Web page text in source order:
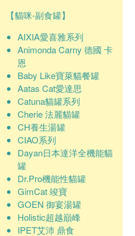
【貓咪-副食罐】
AIXIA愛喜雅系列
Animonda Carny 德國 卡
恩
Baby Like寶萊貓餐罐
Aatas Cat愛達思
Catuna貓罐系列
Cherie 法麗貓罐
CH養生湯罐
CIAO系列
Dayan日本達洋全機能貓
罐
Dr.Pro機能性貓罐
GimCat 竣寶
GOEN 御宴湯罐
Holistic超越巔峰
IPET艾沛 鼎食